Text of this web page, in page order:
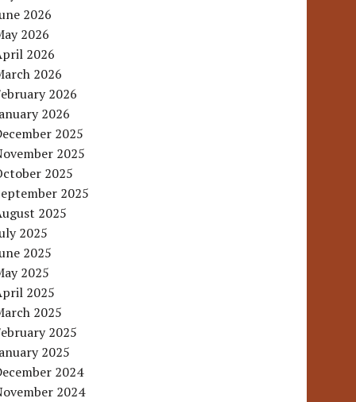
2026
2026
2026
2026
2026
2026
2025
2025
2025
2025
2025
2025
2025
2025
2025
2025
2025
2025
2024
2024